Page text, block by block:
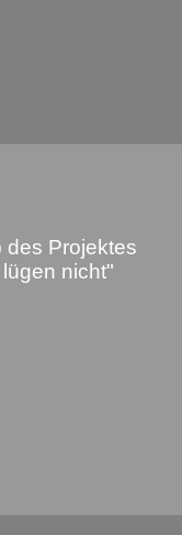
des Projektes
nicht"